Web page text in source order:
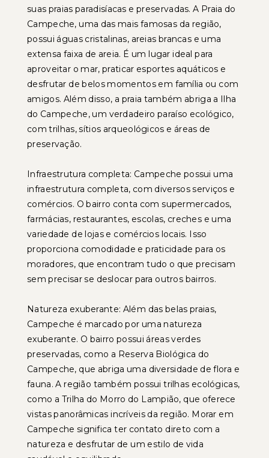
suas praias paradisíacas e preservadas. A Praia do
Campeche, uma das mais famosas da região,
possui águas cristalinas, areias brancas e uma
extensa faixa de areia. É um lugar ideal para
aproveitar o mar, praticar esportes aquáticos e
desfrutar de belos momentos em família ou com
amigos. Além disso, a praia também abriga a Ilha
do Campeche, um verdadeiro paraíso ecológico,
com trilhas, sítios arqueológicos e áreas de
preservação.
Infraestrutura completa: Campeche possui uma
infraestrutura completa, com diversos serviços e
comércios. O bairro conta com supermercados,
farmácias, restaurantes, escolas, creches e uma
variedade de lojas e comércios locais. Isso
proporciona comodidade e praticidade para os
moradores, que encontram tudo o que precisam
sem precisar se deslocar para outros bairros.
Natureza exuberante: Além das belas praias,
Campeche é marcado por uma natureza
exuberante. O bairro possui áreas verdes
preservadas, como a Reserva Biológica do
Campeche, que abriga uma diversidade de flora e
fauna. A região também possui trilhas ecológicas,
como a Trilha do Morro do Lampião, que oferece
vistas panorâmicas incríveis da região. Morar em
Campeche significa ter contato direto com a
natureza e desfrutar de um estilo de vida